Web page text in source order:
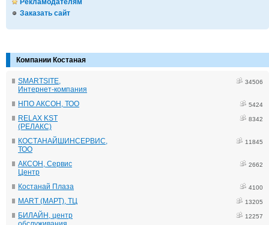
Рекламодателям
Заказать сайт
Компании Костаная
SMARTSITE,
Интернет-компания
34506
НПО АКСОН, ТОО 5424
RELAX KST
(РЕЛАКС)
8342
КОСТАНАЙШИНСЕРВИС,
ТОО
11845
АКСОН, Сервис
Центр
2662
Костанай Плаза 4100
MART (МАРТ), ТЦ 13205
БИЛАЙН, центр
12257